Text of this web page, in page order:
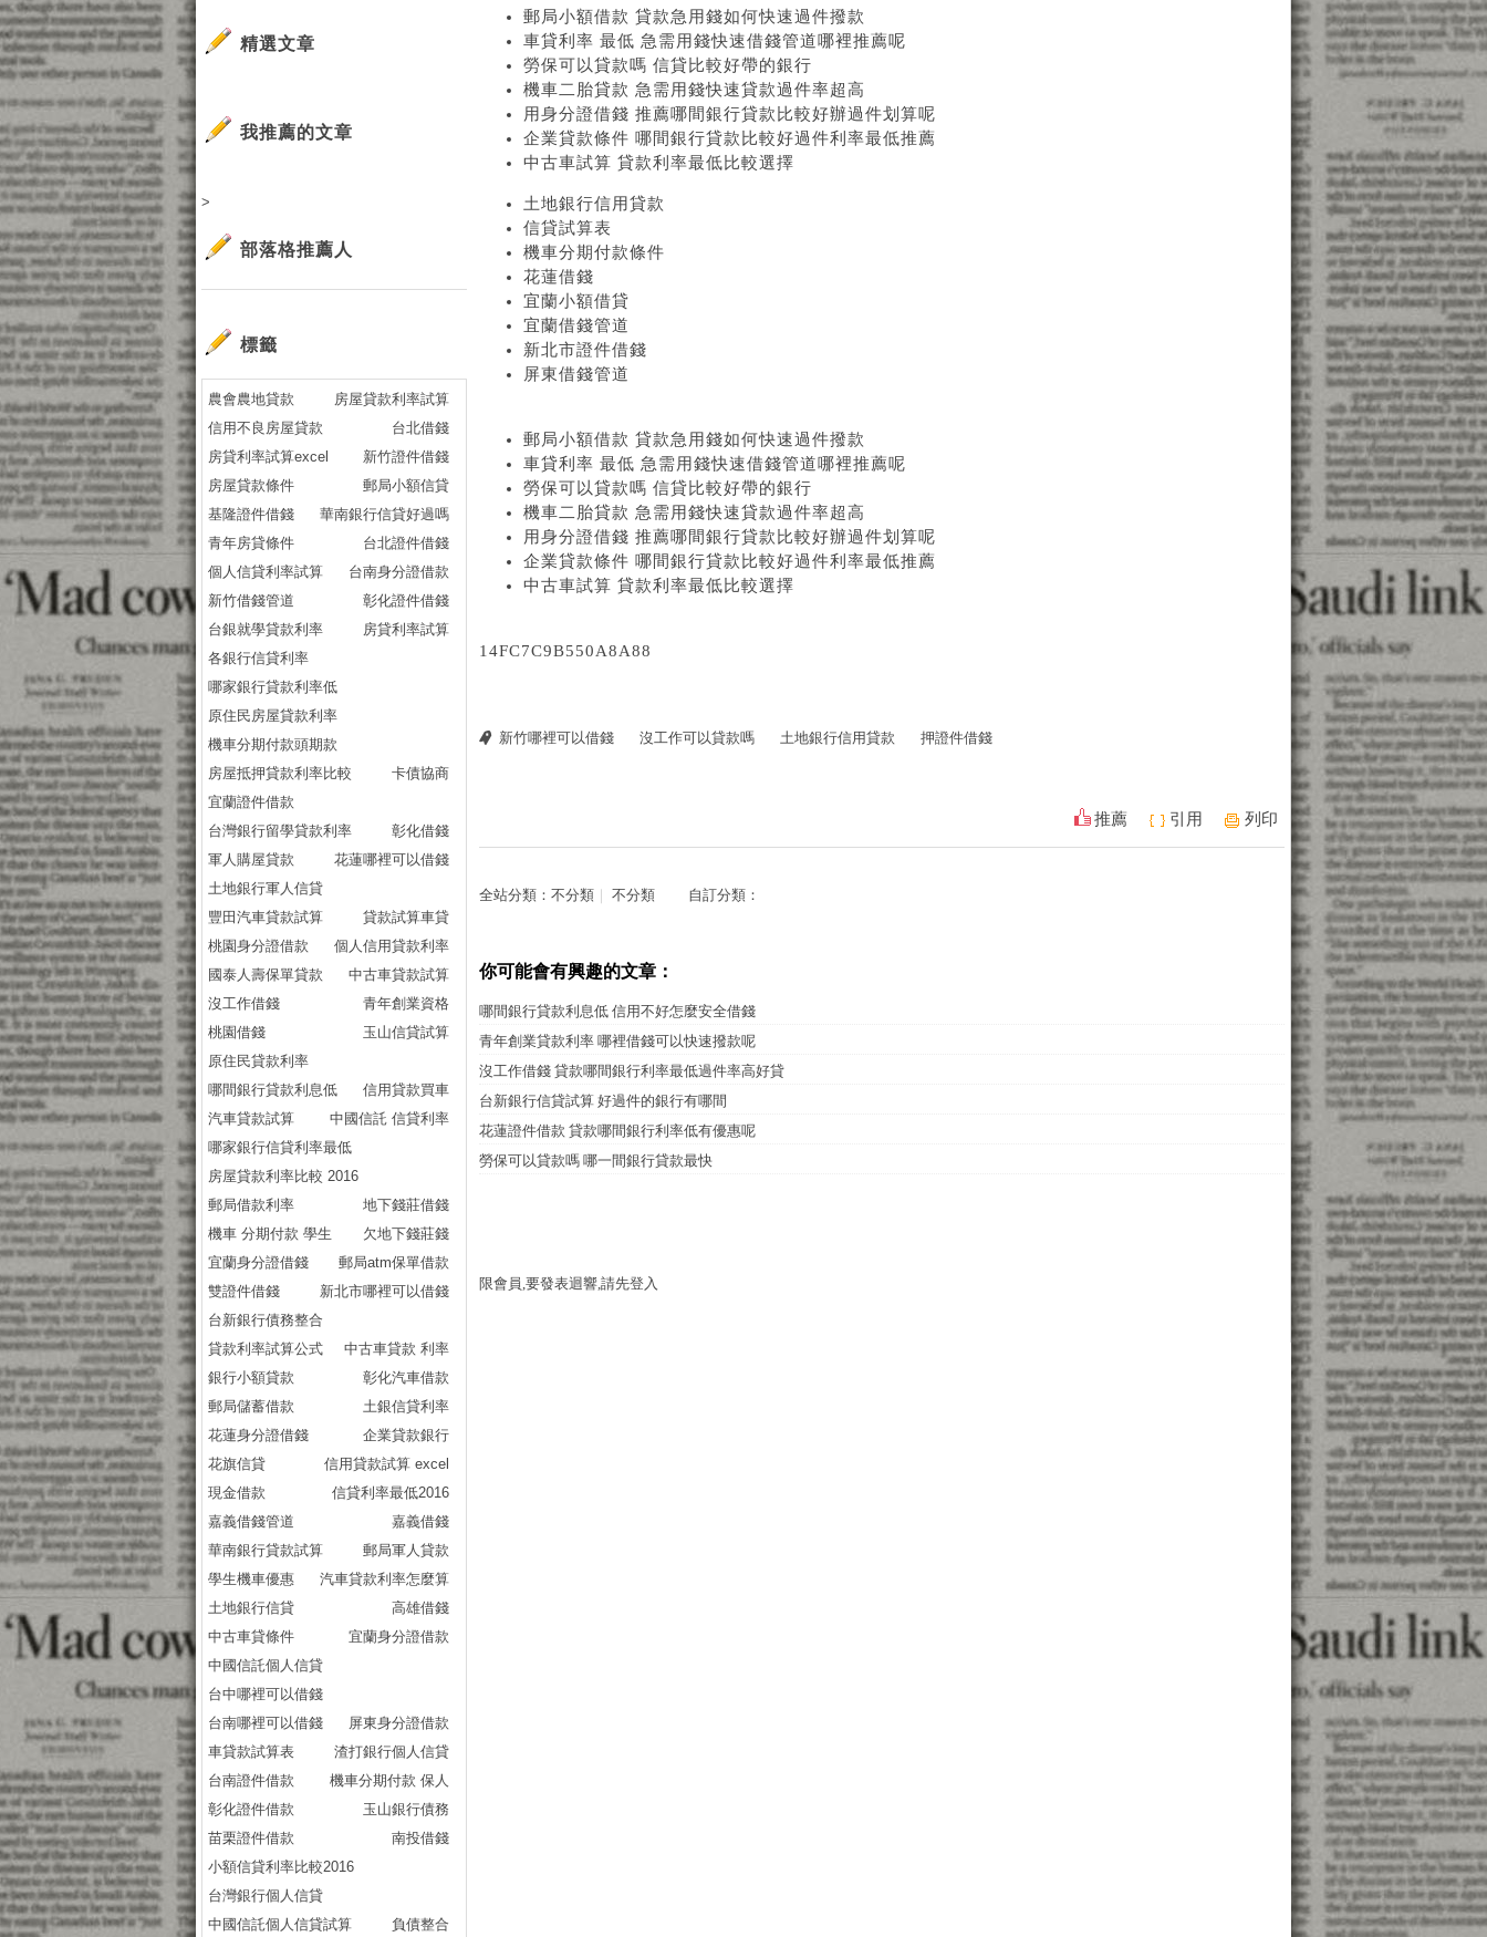
郵局小額借款 貸款急用錢如何快速過件撥款
車貸利率 最低 急需用錢快速借錢管道哪裡推薦呢
勞保可以貸款嗎 信貸比較好帶的銀行
機車二胎貸款 急需用錢快速貸款過件率超高
用身分證借錢 推薦哪間銀行貸款比較好辦過件划算呢
企業貸款條件 哪間銀行貸款比較好過件利率最低推薦
中古車試算 貸款利率最低比較選擇
土地銀行信用貸款
信貸試算表
機車分期付款條件
花蓮借錢
宜蘭小額借貸
宜蘭借錢管道
新北市證件借錢
屏東借錢管道
郵局小額借款 貸款急用錢如何快速過件撥款
車貸利率 最低 急需用錢快速借錢管道哪裡推薦呢
勞保可以貸款嗎 信貸比較好帶的銀行
機車二胎貸款 急需用錢快速貸款過件率超高
用身分證借錢 推薦哪間銀行貸款比較好辦過件划算呢
企業貸款條件 哪間銀行貸款比較好過件利率最低推薦
中古車試算 貸款利率最低比較選擇
14FC7C9B550A8A88
新竹哪裡可以借錢 沒工作可以貸款嗎 土地銀行信用貸款 押證件借錢
推薦 引用 列印
全站分類： 不分類 不分類 自訂分類：
你可能會有興趣的文章：
哪間銀行貸款利息低 信用不好怎麼安全借錢
青年創業貸款利率 哪裡借錢可以快速撥款呢
沒工作借錢 貸款哪間銀行利率最低過件率高好貸
台新銀行信貸試算 好過件的銀行有哪間
花蓮證件借款 貸款哪間銀行利率低有優惠呢
勞保可以貸款嗎 哪一間銀行貸款最快
限會員,要發表迴響,請先登入
精選文章
我推薦的文章
>
部落格推薦人
標籤
農會農地貸款
房屋貸款利率試算
信用不良房屋貸款
台北借錢
房貸利率試算excel
新竹證件借錢
房屋貸款條件
郵局小額信貸
基隆證件借錢
華南銀行信貸好過嗎
青年房貸條件
台北證件借錢
個人信貸利率試算
台南身分證借款
新竹借錢管道
彰化證件借錢
台銀就學貸款利率
房貸利率試算
各銀行信貸利率
哪家銀行貸款利率低
原住民房屋貸款利率
機車分期付款頭期款
房屋抵押貸款利率比較
卡債協商
宜蘭證件借款
台灣銀行留學貸款利率
彰化借錢
軍人購屋貸款
花蓮哪裡可以借錢
土地銀行軍人信貸
豐田汽車貸款試算
貸款試算車貸
桃園身分證借款
個人信用貸款利率
國泰人壽保單貸款
中古車貸款試算
沒工作借錢
青年創業資格
桃園借錢
玉山信貸試算
原住民貸款利率
哪間銀行貸款利息低
信用貸款買車
汽車貸款試算
中國信託 信貸利率
哪家銀行信貸利率最低
房屋貸款利率比較 2016
郵局借款利率
地下錢莊借錢
機車 分期付款 學生
欠地下錢莊錢
宜蘭身分證借錢
郵局atm保單借款
雙證件借錢
新北市哪裡可以借錢
台新銀行債務整合
貸款利率試算公式
中古車貸款 利率
銀行小額貸款
彰化汽車借款
郵局儲蓄借款
土銀信貸利率
花蓮身分證借錢
企業貸款銀行
花旗信貸
信用貸款試算 excel
現金借款
信貸利率最低2016
嘉義借錢管道
嘉義借錢
華南銀行貸款試算
郵局軍人貸款
學生機車優惠
汽車貸款利率怎麼算
土地銀行信貸
高雄借錢
中古車貸條件
宜蘭身分證借款
中國信託個人信貸
台中哪裡可以借錢
台南哪裡可以借錢
屏東身分證借款
車貸款試算表
渣打銀行個人信貸
台南證件借款
機車分期付款 保人
彰化證件借款
玉山銀行債務
苗栗證件借款
南投借錢
小額信貸利率比較2016
台灣銀行個人信貸
中國信託個人信貸試算
負債整合